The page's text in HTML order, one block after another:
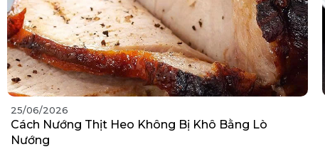
25/06/2026
Cách Nướng Thịt Heo Không Bị Khô Bằng Lò
Nướng